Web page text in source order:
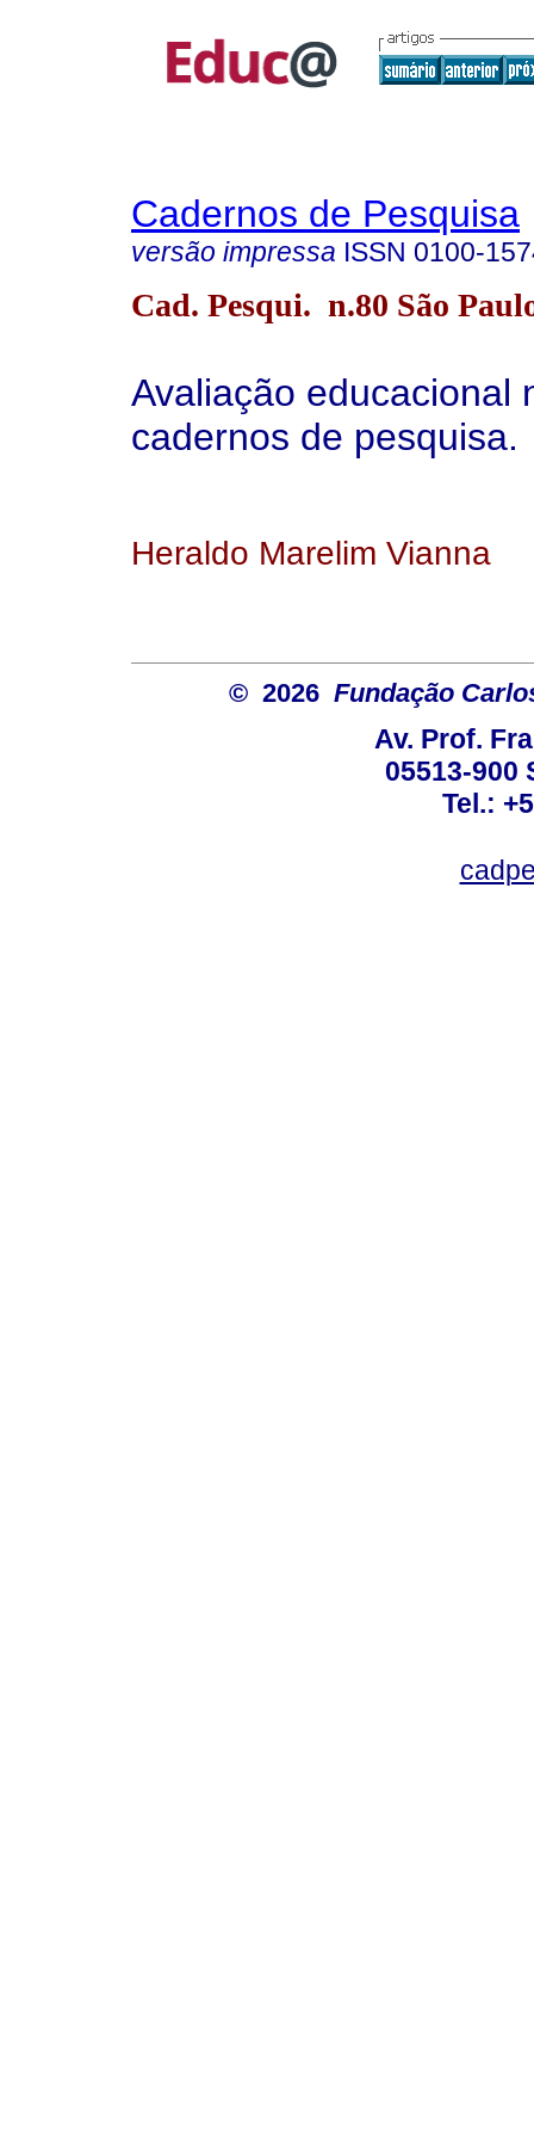
Cadernos de Pesquisa
versão impressa ISSN 0100-
Cad. Pesqui. n.80 São
Avaliação educacional
cadernos de pesquisa.
Heraldo Marelim Vianna
© 2026 Fundação
Av. Prof.
05513-900
Tel.: